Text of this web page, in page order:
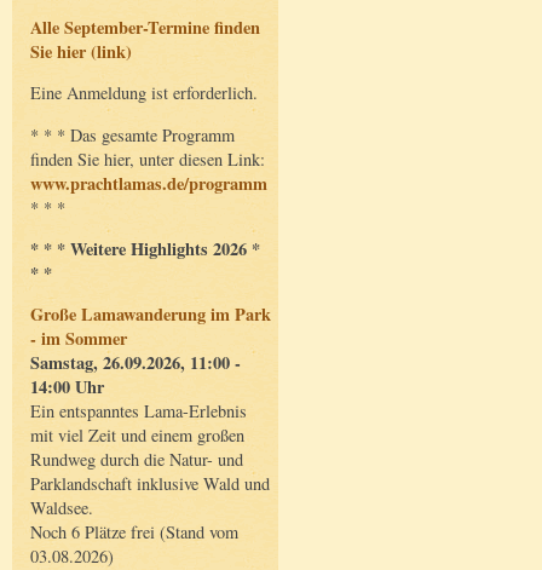
Alle September-Termine finden
Sie hier (link)
Eine Anmeldung ist erforderlich.
* * * Das gesamte Programm
finden Sie hier, unter diesen Link:
www.prachtlamas.de/programm
* * *
* * * Weitere Highlights 2026 *
* *
Große Lamawanderung im Park
- im Sommer
Samstag, 26.09.2026, 11:00 -
14:00 Uhr
Ein entspanntes Lama-Erlebnis
mit viel Zeit und einem großen
Rundweg durch die Natur- und
Parklandschaft inklusive Wald und
Waldsee.
Noch 6 Plätze frei (Stand vom
03.08.2026)